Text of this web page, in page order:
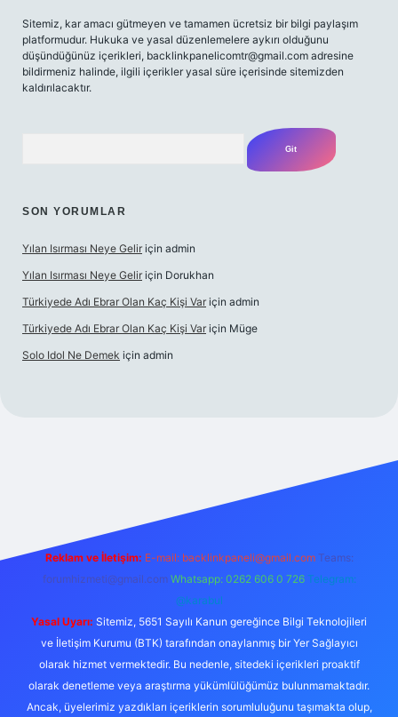
Sitemiz, kar amacı gütmeyen ve tamamen ücretsiz bir bilgi paylaşım
platformudur. Hukuka ve yasal düzenlemelere aykırı olduğunu
düşündüğünüz içerikleri, backlinkpanelicomtr@gmail.com adresine
bildirmeniz halinde, ilgili içerikler yasal süre içerisinde sitemizden
kaldırılacaktır.
SON YORUMLAR
Yılan Isırması Neye Gelir için admin
Yılan Isırması Neye Gelir için Dorukhan
Türkiyede Adı Ebrar Olan Kaç Kişi Var için admin
Türkiyede Adı Ebrar Olan Kaç Kişi Var için Müge
Solo Idol Ne Demek için admin
Reklam ve İletişim: E-mail: backlinkpaneli@gmail.com Teams:
forumhizmeti@gmail.com Whatsapp: 0262 606 0 726 Telegram:
@karabul
Yasal Uyarı: Sitemiz, 5651 Sayılı Kanun gereğince Bilgi Teknolojileri
ve İletişim Kurumu (BTK) tarafından onaylanmış bir Yer Sağlayıcı
olarak hizmet vermektedir. Bu nedenle, sitedeki içerikleri proaktif
olarak denetleme veya araştırma yükümlülüğümüz bulunmamaktadır.
Ancak, üyelerimiz yazdıkları içeriklerin sorumluluğunu taşımakta olup,